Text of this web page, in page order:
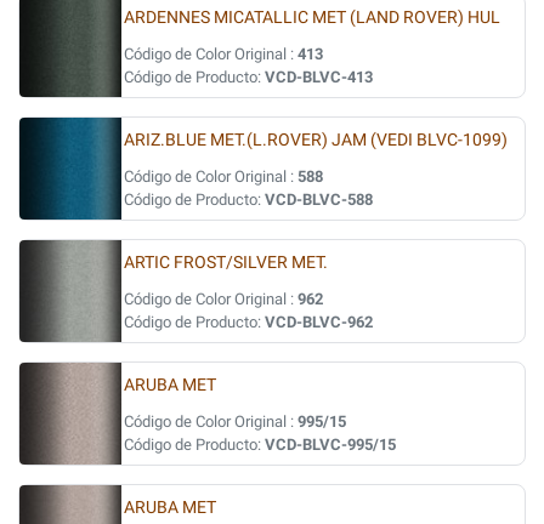
ARDENNES MICATALLIC MET (LAND ROVER) HUL
Código de Color Original : 413
Código de Producto: VCD-BLVC-413
ARIZ.BLUE MET.(L.ROVER) JAM (VEDI BLVC-1099)
Código de Color Original : 588
Código de Producto: VCD-BLVC-588
ARTIC FROST/SILVER MET.
Código de Color Original : 962
Código de Producto: VCD-BLVC-962
ARUBA MET
Código de Color Original : 995/15
Código de Producto: VCD-BLVC-995/15
ARUBA MET